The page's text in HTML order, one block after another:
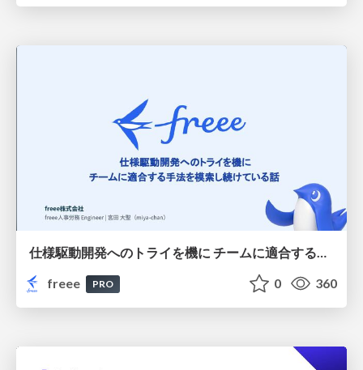
仕様駆動開発へのトライを機に チームに適合する手法を模索し続けている話
freee
PRO 0 360